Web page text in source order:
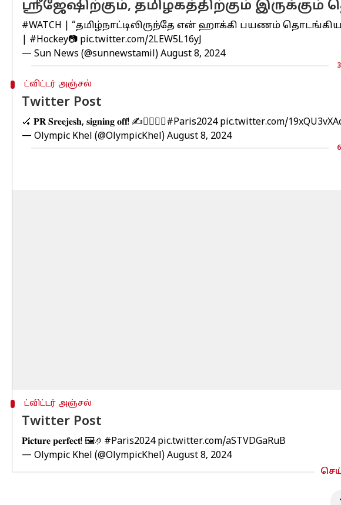
ஸ்ரீஜேஷிற்கும், தமிழகத்திற்கும் இருக்கும்
#WATCH | “தமிழ்நாட்டிலிருந்தே என் ஹாக்கி பயணம்
#Hockey📷 pic.twitter.com/2LEW5L16yJ
— Sun News (@sunnewstamil) August 8, 2024
ட்விட்டர் அஞ்சல்
Twitter Post
🏑 𝐏𝐑 𝐒𝐫𝐞𝐞𝐣𝐞𝐬𝐡, 𝐬𝐢𝐠𝐧𝐢𝐧𝐠 𝐨𝐟𝐟! ✍️🙇‍♂️🙇‍♀️#Paris2024 pic.twitter.com/
— Olympic Khel (@OlympicKhel) August 8, 2024
ட்விட்டர் அஞ்சல்
Twitter Post
𝐏𝐢𝐜𝐭𝐮𝐫𝐞 𝐩𝐞𝐫𝐟𝐞𝐜𝐭! 🖼️🤌 #Paris2024 pic.twitter.com/aSTVDGaRuB
— Olympic Khel (@OlympicKhel) August 8, 2024